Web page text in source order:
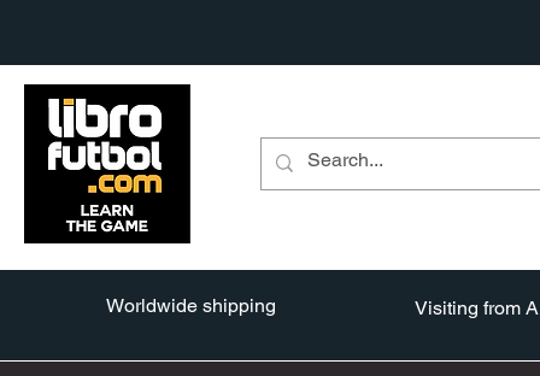
Worldwide shipping Visiting from